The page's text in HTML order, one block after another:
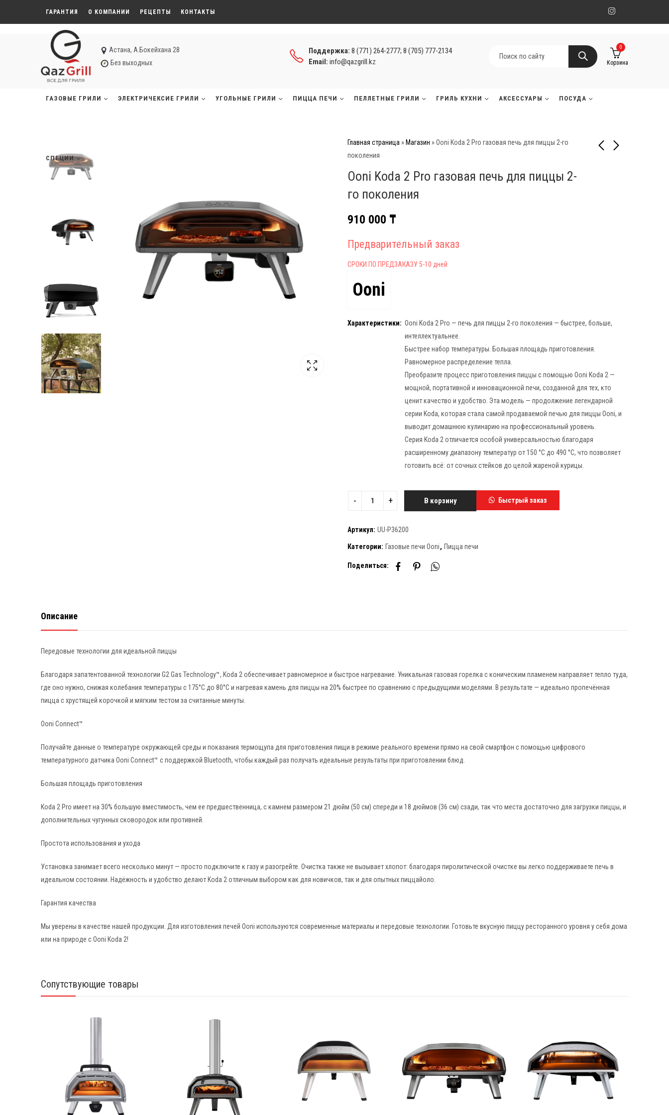
ГАРАНТИЯ О КОМПАНИИ РЕЦЕПТЫ КОНТАКТЫ
Астана, А.Бокейхана 28
Без выходных
Поддержка: 8 (771) 264-2777; 8 (705) 777-2134
Email: info@qazgrill.kz
0
Корзина
ГАЗОВЫЕ ГРИЛИ ЭЛЕКТРИЧЕКСИЕ ГРИЛИ УГОЛЬНЫЕ ГРИЛИ ПИЦЦА ПЕЧИ ПЕЛЛЕТНЫЕ ГРИЛИ ГРИЛЬ КУХНИ АКСЕССУАРЫ ПОСУДА
СПЕЦИИ
Главная страница » Магазин »Ooni Koda 2 Pro газовая печь для пиццы 2-го
поколения
Ooni Koda 2 Pro газовая печь для пиццы 2-
го поколения
Встраиваемый газовый
Ooni Koda 2 Max газовая
910 000 ₸
Предварительный заказ
СРОКИ ПО ПРЕДЗАКАЗУ 5-10 дней
Ooni
Характеристики: Ooni Koda 2 Pro — печь для пиццы 2-го поколения — быстрее, больше,
интеллектуальнее.
Быстрее набор температуры. Большая площадь приготовления.
Равномерное распределение тепла.
Преобразите процесс приготовления пиццы с помощью Ooni Koda 2 —
мощной, портативной и инновационной печи, созданной для тех, кто
ценит качество и удобство. Эта модель — продолжение легендарной
серии Koda, которая стала самой продаваемой печью для пиццы Ooni, и
выводит домашнюю кулинарию на профессиональный уровень.
Серия Koda 2 отличается особой универсальностью благодаря
расширенному диапазону температур от 150 °C до 490 °C, что позволяет
готовить всё: от сочных стейков до целой жареной курицы.
В корзину Быстрый заказ
Артикул: UU-P36200
Категории: Газовые печи Ooni, Пицца печи
Поделиться:
Описание
Передовые технологии для идеальной пиццы
Благодаря запатентованной технологии G2 Gas Technology™, Koda 2 обеспечивает равномерное и быстрое нагревание. Уникальная газовая горелка с коническим пламенем направляет тепло туда,
где оно нужно, снижая колебания температуры с 175°C до 80°C и нагревая камень для пиццы на 20% быстрее по сравнению с предыдущими моделями. В результате — идеально пропечённая
пицца с хрустящей корочкой и мягким тестом за считанные минуты.
Ooni Connect™
Получайте данные о температуре окружающей среды и показания термощупа для приготовления пищи в режиме реального времени прямо на свой смартфон с помощью цифрового
температурного датчика Ooni Connect™ с поддержкой Bluetooth, чтобы каждый раз получать идеальные результаты при приготовлении блюд.
Большая площадь приготовления
Koda 2 Pro имеет на 30% большую вместимость, чем ее предшественница, с камнем размером 21 дюйм (50 см) спереди и 18 дюймов (36 см) сзади, так что места достаточно для загрузки пиццы, и
дополнительных чугунных сковородок или противней.
Простота использования и ухода
Установка занимает всего несколько минут — просто подключите к газу и разогрейте. Очистка также не вызывает хлопот: благодаря пиролитической очистке вы легко поддерживаете печь в
идеальном состоянии. Надёжность и удобство делают Koda 2 отличным выбором как для новичков, так и для опытных пиццайоло.
Гарантия качества
Мы уверены в качестве нашей продукции. Для изготовления печей Ooni используются современные материалы и передовые технологии. Готовьте вкусную пиццу ресторанного уровня у себя дома
или на природе с Ooni Koda 2!
Сопутствующие товары